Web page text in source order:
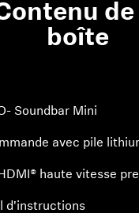
de
boîte
Soundbar Mini
avec pile
haute vitesse
d'instructions